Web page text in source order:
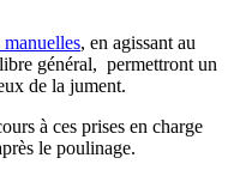
manuelles, en agissant au
général, permettront un
de la jument.
à ces prises en charge
le poulinage.